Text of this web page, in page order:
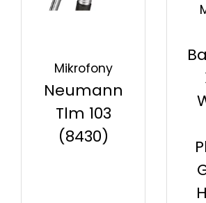
Mikrofony
Neumann
Tlm 103
(8430)